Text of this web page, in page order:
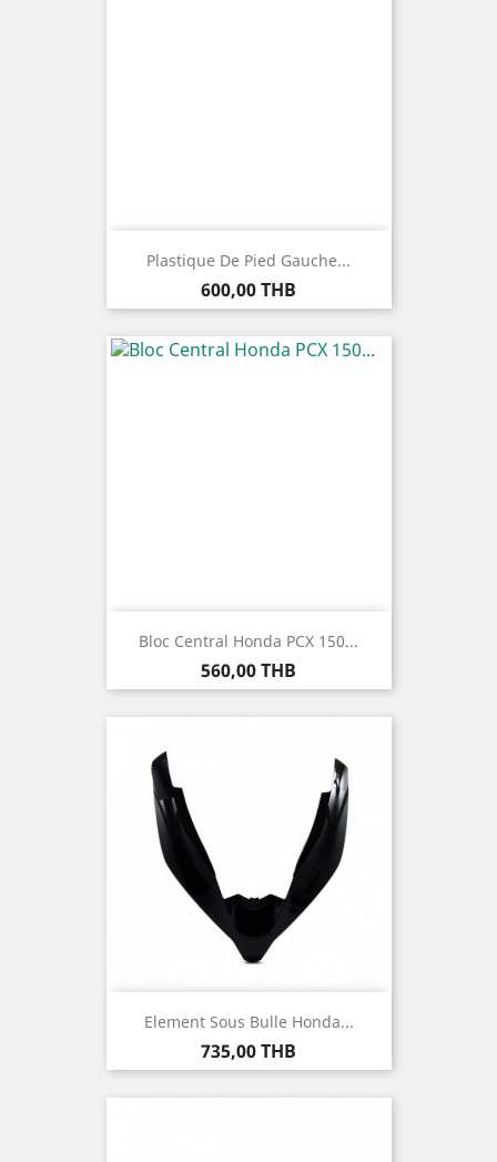
Plastique De Pied Gauche...
Prix
600,00 THB
Bloc Central Honda PCX 150...
Prix
560,00 THB
Element Sous Bulle Honda...
Prix
735,00 THB